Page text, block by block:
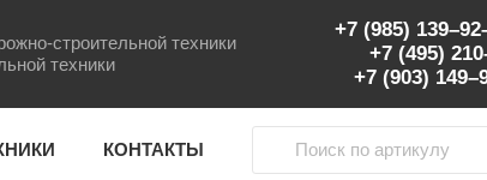
строительной техники
техники
+7 (985)
+7 (495)
+7 (903)
КОНТАКТЫ